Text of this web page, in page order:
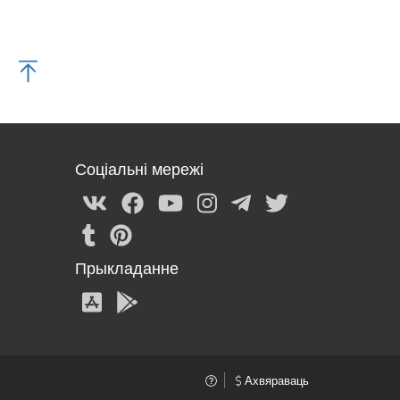
Соціальні мережі
Прыкладанне
Ахвяраваць